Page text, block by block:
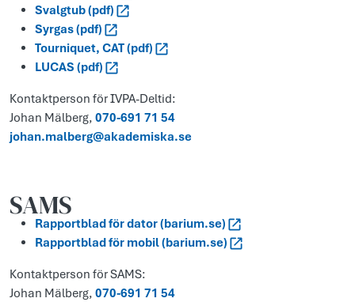
Svalgtub (pdf)
Syrgas (pdf)
Tourniquet, CAT (pdf)
LUCAS (pdf)
Kontaktperson för IVPA-Deltid:
Johan Mälberg, 070-691 71 54
johan.malberg@akademiska.se
SAMS
Rapportblad för dator (barium.se)
Rapportblad för mobil (barium.se)
Kontaktperson för SAMS:
Johan Mälberg, 070-691 71 54